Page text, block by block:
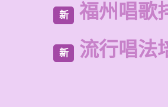
新 福州唱歌
新 流行唱法